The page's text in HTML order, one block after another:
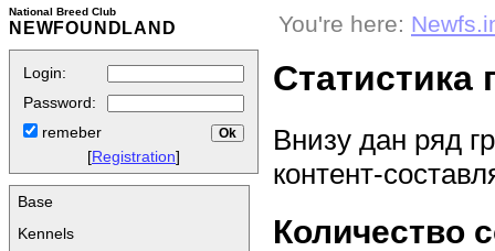
National Breed Club
NEWFOUNDLAND
Login:
Password:
remeber
[Registration]
Base
Kennels
You're here:
Статистика
Внизу дан ряд
контент-
Количество